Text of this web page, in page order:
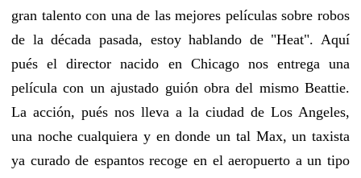
gran talento con una de las mejores películas sobre robos
de la década pasada, estoy hablando de "Heat". Aquí
pués el director nacido en Chicago nos entrega una
película con un ajustado guión obra del mismo Beattie.
La acción, pués nos lleva a la ciudad de Los Angeles,
una noche cualquiera y en donde un tal Max, un taxista
ya curado de espantos recoge en el aeropuerto a un tipo